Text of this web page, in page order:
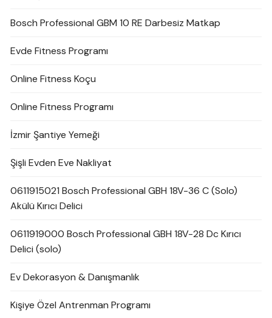
Bosch Professional GBM 10 RE Darbesiz Matkap
Evde Fitness Programı
Online Fitness Koçu
Online Fitness Programı
İzmir Şantiye Yemeği
Şişli Evden Eve Nakliyat
0611915021 Bosch Professional GBH 18V-36 C (Solo)
Akülü Kırıcı Delici
0611919000 Bosch Professional GBH 18V-28 Dc Kırıcı
Delici (solo)
Ev Dekorasyon & Danışmanlık
Kişiye Özel Antrenman Programı